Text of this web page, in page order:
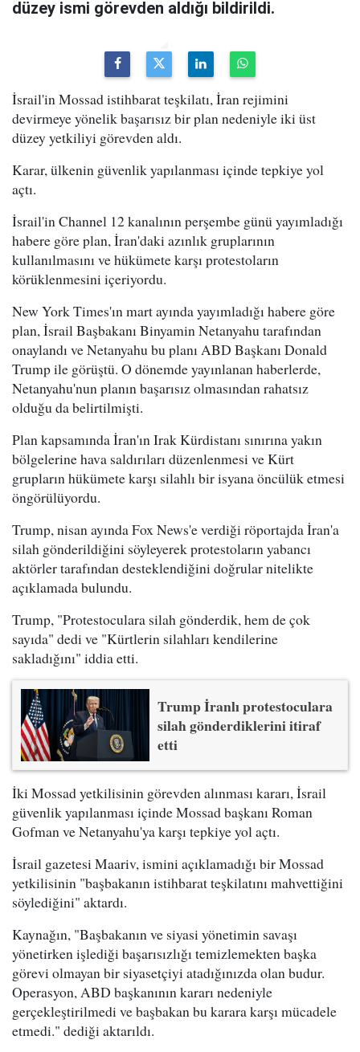
düzey ismi görevden aldığı bildirildi.
İsrail'in Mossad istihbarat teşkilatı, İran rejimini
devirmeye yönelik başarısız bir plan nedeniyle iki üst
düzey yetkiliyi görevden aldı.
Karar, ülkenin güvenlik yapılanması içinde tepkiye yol
açtı.
İsrail'in Channel 12 kanalının perşembe günü yayımladığı
habere göre plan, İran'daki azınlık gruplarının
kullanılmasını ve hükümete karşı protestoların
körüklenmesini içeriyordu.
New York Times'ın mart ayında yayımladığı habere göre
plan, İsrail Başbakanı Binyamin Netanyahu tarafından
onaylandı ve Netanyahu bu planı ABD Başkanı Donald
Trump ile görüştü. O dönemde yayınlanan haberlerde,
Netanyahu'nun planın başarısız olmasından rahatsız
olduğu da belirtilmişti.
Plan kapsamında İran'ın Irak Kürdistanı sınırına yakın
bölgelerine hava saldırıları düzenlenmesi ve Kürt
grupların hükümete karşı silahlı bir isyana öncülük etmesi
öngörülüyordu.
Trump, nisan ayında Fox News'e verdiği röportajda İran'a
silah gönderildiğini söyleyerek protestoların yabancı
aktörler tarafından desteklendiğini doğrular nitelikte
açıklamada bulundu.
Trump, "Protestoculara silah gönderdik, hem de çok
sayıda" dedi ve "Kürtlerin silahları kendilerine
sakladığını" iddia etti.
Trump İranlı protestoculara
silah gönderdiklerini itiraf
etti
İki Mossad yetkilisinin görevden alınması kararı, İsrail
güvenlik yapılanması içinde Mossad başkanı Roman
Gofman ve Netanyahu'ya karşı tepkiye yol açtı.
İsrail gazetesi Maariv, ismini açıklamadığı bir Mossad
yetkilisinin "başbakanın istihbarat teşkilatını mahvettiğini
söylediğini" aktardı.
Kaynağın, "Başbakanın ve siyasi yönetimin savaşı
yönetirken işlediği başarısızlığı temizlemekten başka
görevi olmayan bir siyasetçiyi atadığınızda olan budur.
Operasyon, ABD başkanının kararı nedeniyle
gerçekleştirilmedi ve başbakan bu karara karşı mücadele
etmedi." dediği aktarıldı.